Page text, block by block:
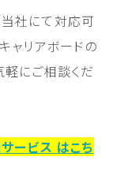
当社にて対応可
ャリアボードの
にご相談くだ
ービス はこち